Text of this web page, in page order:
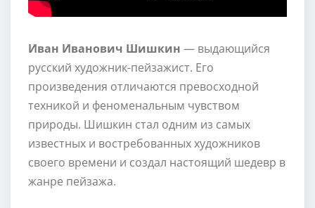
Иван Иванович Шишкин — выдающийся
русский художник-пейзажист. Его
произведения отличаются превосходной
техникой и феноменальным чувством
природы. Шишкин стал одним из самых
известных и востребованных художников
своего времени и создал настоящий шедевр в
жанре пейзажа.